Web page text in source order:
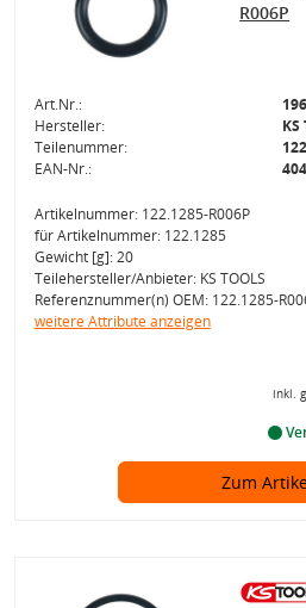
R006P
Art.Nr.:
Hersteller:
KS
Teilenummer:
EAN-Nr.:
Artikelnummer: 122.1285-R006P
für Artikelnummer: 122.1285
Gewicht [g]: 20
Teilehersteller/Anbieter: KS TOOLS
Referenznummer(n) OEM: 122.1285-
weitere Attribute anzeigen
inkl.
Zum